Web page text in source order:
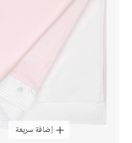
إضافة سريعة